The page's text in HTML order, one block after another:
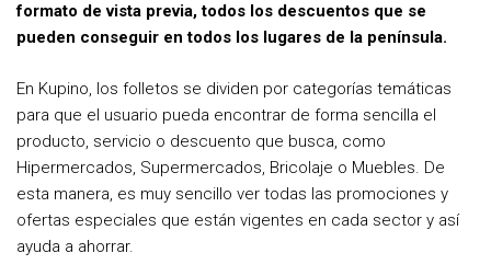
formato de vista previa, todos los descuentos que se
pueden conseguir en todos los lugares de la península.
En Kupino, los folletos se dividen por categorías temáticas
para que el usuario pueda encontrar de forma sencilla el
producto, servicio o descuento que busca, como
Hipermercados, Supermercados, Bricolaje o Muebles. De
esta manera, es muy sencillo ver todas las promociones y
ofertas especiales que están vigentes en cada sector y así
ayuda a ahorrar.